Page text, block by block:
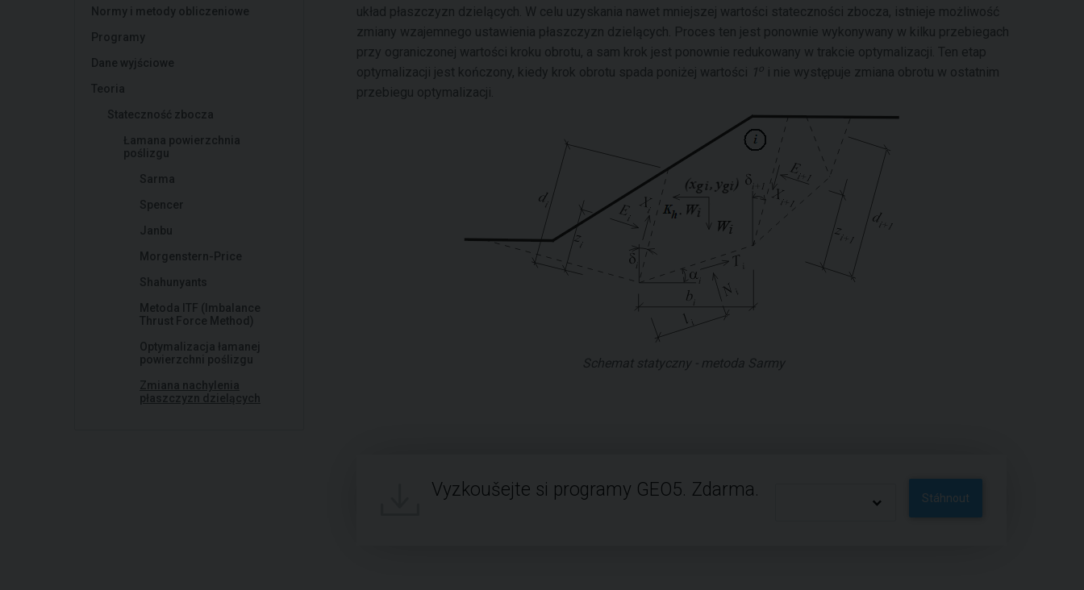
Normy i metody obliczeniowe
Programy
Dane wyjściowe
Teoria
Stateczność zbocza
Łamana powierzchnia
poślizgu
Sarma
Spencer
Janbu
Morgenstern-Price
Shahunyants
Metoda ITF (Imbalance
Thrust Force Method)
Optymalizacja łamanej
powierzchni poślizgu
Zmiana nachylenia
płaszczyzn dzielących
układ płaszczyzn dzielących. W celu uzyskania nawet mniejszej wartości stateczności zbocza, istnieje możliwość
zmiany wzajemnego ustawienia płaszczyzn dzielących. Proces ten jest ponownie wykonywany w kilku przebiegach
przy ograniczonej wartości kroku obrotu, a sam krok jest ponownie redukowany w trakcie optymalizacji. Ten etap
optymalizacji jest kończony, kiedy krok obrotu spada poniżej wartości 1 o i nie występuje zmiana obrotu w ostatnim
przebiegu optymalizacji.
Schemat statyczny - metoda Sarmy
Vyzkoušejte si programy GEO5. Zdarma. Stáhnout